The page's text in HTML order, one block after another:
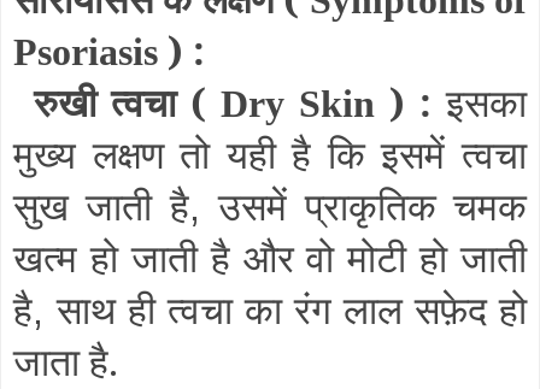
Psoriasis ) :
रुखी त्वचा ( Dry Skin ) : इसका
मुख्य लक्षण तो यही है कि इसमें त्वचा
सुख जाती है,उसमें प्राकृतिक चमक
खत्म हो जाती है और वो मोटी हो जाती
है,साथ ही त्वचा का रंग लाल सफ़ेद हो
जाता है.